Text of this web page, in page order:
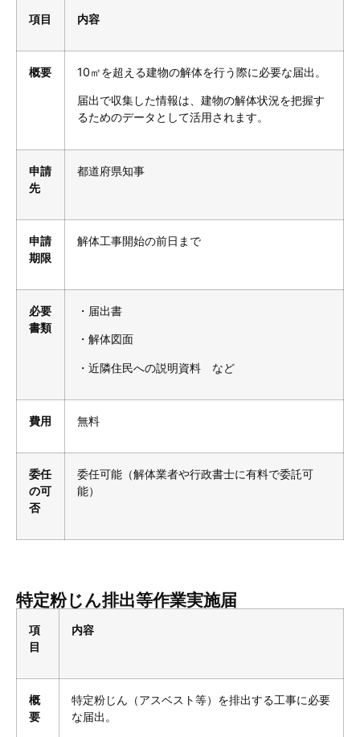
項目 内容
概要 10㎡を超える建物の解体を行う際に必要な届出。
届出で収集した情報は、建物の解体状況を把握す
るためのデータとして活用されます。
申請
先
都道府県知事
申請
期限
解体工事開始の前日まで
必要
書類
・届出書
・解体図面
・近隣住民への説明資料 など
費用 無料
委任
の可
否
委任可能（解体業者や行政書士に有料で委託可
能）
特定粉じん排出等作業実施届
項
目
内容
概
要
特定粉じん（アスベスト等）を排出する工事に必要
な届出。